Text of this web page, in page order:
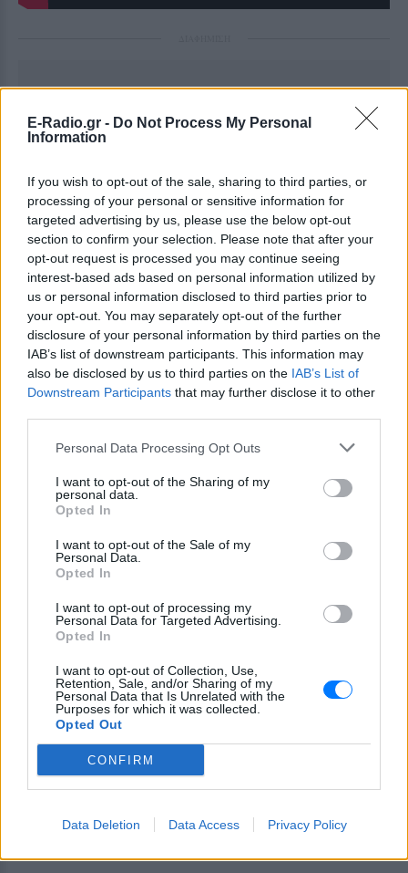
E-Radio.gr - Do Not Process My Personal
Information
If you wish to opt-out of the sale, sharing to third parties, or
processing of your personal or sensitive information for
targeted advertising by us, please use the below opt-out
section to confirm your selection. Please note that after your
opt-out request is processed you may continue seeing
interest-based ads based on personal information utilized by
us or personal information disclosed to third parties prior to
your opt-out. You may separately opt-out of the further
disclosure of your personal information by third parties on the
IAB’s list of downstream participants. This information may
also be disclosed by us to third parties on the IAB’s List of
Downstream Participants that may further disclose it to other
Personal Data Processing Opt Outs
I want to opt-out of the Sharing of my
personal data.
Opted In
I want to opt-out of the Sale of my
Personal Data.
Opted In
I want to opt-out of processing my
Personal Data for Targeted Advertising.
Opted In
I want to opt-out of Collection, Use,
Retention, Sale, and/or Sharing of my
Personal Data that Is Unrelated with the
Purposes for which it was collected.
Opted Out
CONFIRM
Data Deletion Data Access Privacy Policy
Ακολουθήστε το E-Radio.gr στο
Google News
και μάθετε πρώτοιτα πιο hot νέα.
Εσύ μπήκες στο E-Daily.gr; Τα νέα της ημέρας
και ότι σου κάνει κλικ!
Ακολουθήστε το E-Radio.gr και στο Instagram
ΔΙΑΦΗΜΙΣΗ